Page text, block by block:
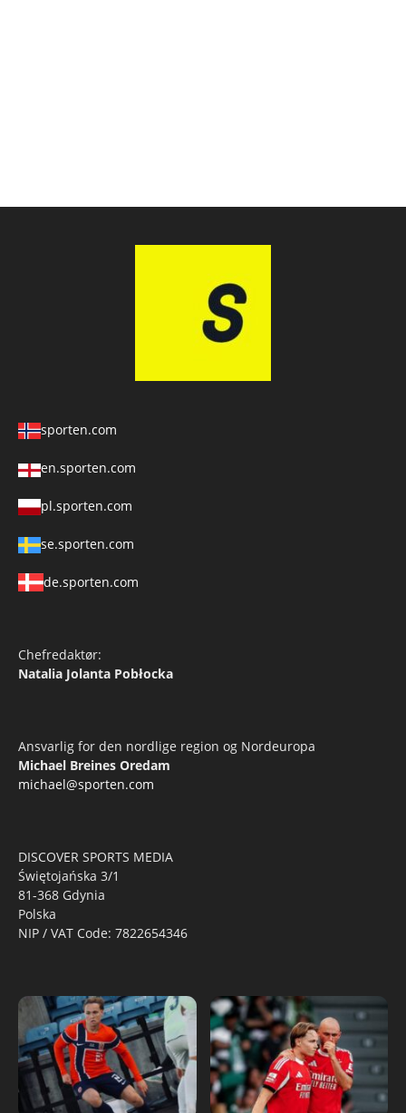
sporten.com
en.sporten.com
pl.sporten.com
se.sporten.com
de.sporten.com
Chefredaktør:
Natalia Jolanta Pobłocka
Ansvarlig for den nordlige region og Nordeuropa
Michael Breines Oredam
michael@sporten.com
DISCOVER SPORTS MEDIA
Świętojańska 3/1
81-368 Gdynia
Polska
NIP / VAT Code: 7822654346